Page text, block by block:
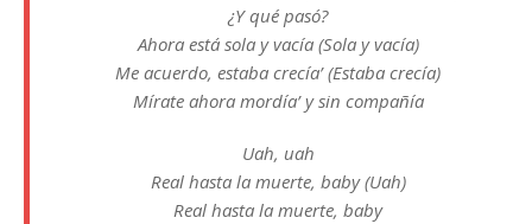
¿Y qué pasó?
Ahora está sola y vacía (Sola y vacía)
Me acuerdo, estaba crecía’ (Estaba crecía)
Mírate ahora mordía’ y sin compañía
Uah, uah
Real hasta la muerte, baby (Uah)
Real hasta la muerte, baby